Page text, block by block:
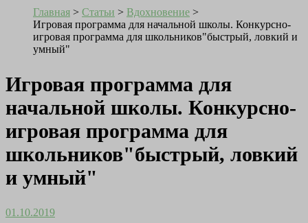
Главная > Статьи > Вдохновение >
Игровая программа для начальной школы. Конкурсно-
игровая программа для школьников"быстрый, ловкий и
умный"
Игровая программа для
начальной школы. Конкурсно-
игровая программа для
школьников"быстрый, ловкий
и умный"
01.10.2019